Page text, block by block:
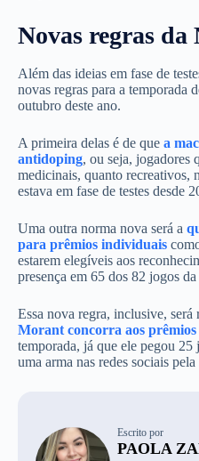
Novas regras da
Além das ideias em fase de
novas regras para a temporada
outubro deste ano.
A primeira delas é de que a
antidoping, ou seja, jogadores
medicinais, quanto recreativos,
estava em fase de testes desde
Uma outra norma nova será a
para prêmios individuais
estarem elegíveis aos
presença em 65 dos 82 jogos
Essa nova regra, inclusive, será
Morant concorra aos
temporada, já que ele pegou 25
uma arma nas redes sociais
Escrito por
PAOLA